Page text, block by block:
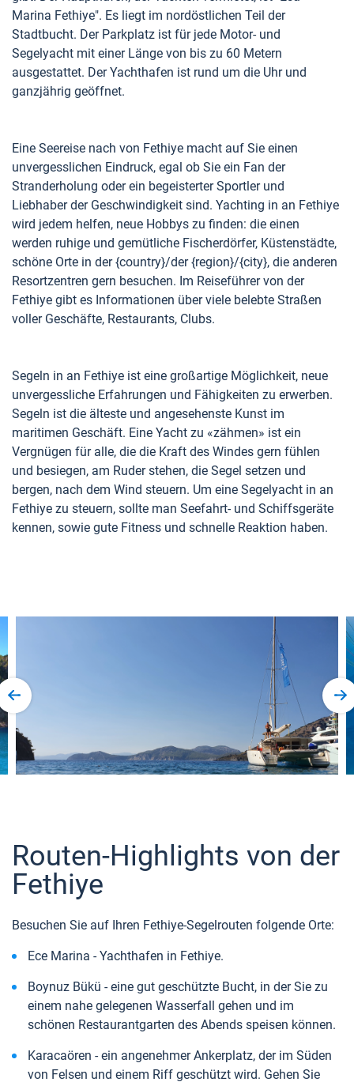
Marina Fethiye". Es liegt im nordöstlichen Teil der
Stadtbucht. Der Parkplatz ist für jede Motor- und
Segelyacht mit einer Länge von bis zu 60 Metern
ausgestattet. Der Yachthafen ist rund um die Uhr und
ganzjährig geöffnet.
Eine Seereise nach von Fethiye macht auf Sie einen
unvergesslichen Eindruck, egal ob Sie ein Fan der
Stranderholung oder ein begeisterter Sportler und
Liebhaber der Geschwindigkeit sind. Yachting in an Fethiye
wird jedem helfen, neue Hobbys zu finden: die einen
werden ruhige und gemütliche Fischerdörfer, Küstenstädte,
schöne Orte in der {country}/der {region}/{city}, die anderen
Resortzentren gern besuchen. Im Reiseführer von der
Fethiye gibt es Informationen über viele belebte Straßen
voller Geschäfte, Restaurants, Clubs.
Segeln in an Fethiye ist eine großartige Möglichkeit, neue
unvergessliche Erfahrungen und Fähigkeiten zu erwerben.
Segeln ist die älteste und angesehenste Kunst im
maritimen Geschäft. Eine Yacht zu «zähmen» ist ein
Vergnügen für alle, die die Kraft des Windes gern fühlen
und besiegen, am Ruder stehen, die Segel setzen und
bergen, nach dem Wind steuern. Um eine Segelyacht in an
Fethiye zu steuern, sollte man Seefahrt- und Schiffsgeräte
kennen, sowie gute Fitness und schnelle Reaktion haben.
Routen-Highlights von der
Fethiye
Besuchen Sie auf Ihren Fethiye-Segelrouten folgende Orte:
Ece Marina - Yachthafen in Fethiye.
Boynuz Bükü - eine gut geschützte Bucht, in der Sie zu
einem nahe gelegenen Wasserfall gehen und im
schönen Restaurantgarten des Abends speisen können.
Karacaören - ein angenehmer Ankerplatz, der im Süden
von Felsen und einem Riff geschützt wird. Gehen Sie